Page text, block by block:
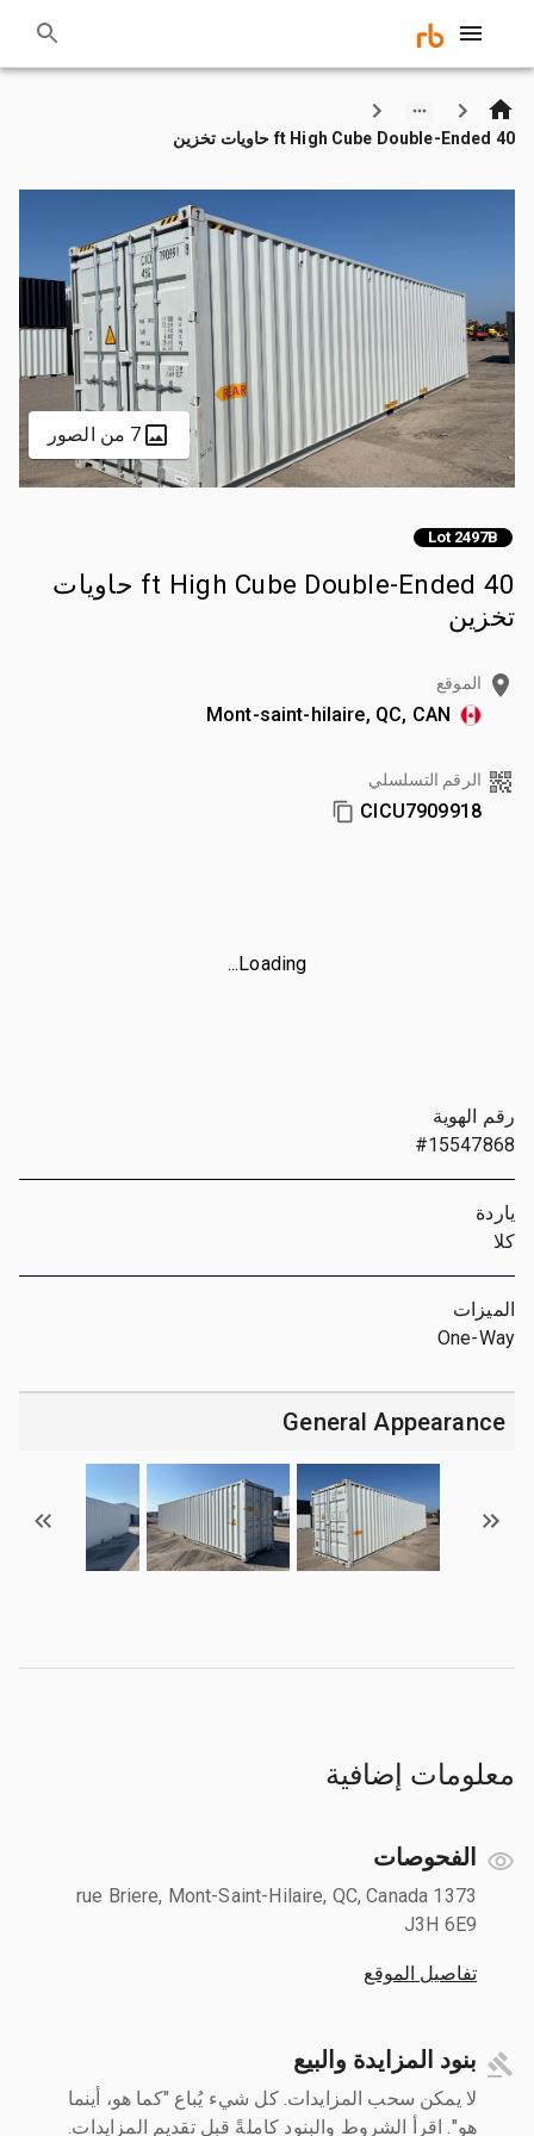
40 ft High Cube Double-Ended حاويات تخزين
7 من الصور
Lot 2497B
40 ft High Cube Double-Ended حاويات
تخزين
الموقع
Mont-saint-hilaire, QC, CAN
الرقم التسلسلي
CICU7909918
Loading...
رقم الهوية
#15547868
ياردة
كلا
الميزات
One-Way
General Appearance
معلومات إضافية
الفحوصات
1373 rue Briere, Mont-Saint-Hilaire, QC, Canada
J3H 6E9
تفاصيل الموقع
بنود المزايدة والبيع
لا يمكن سحب المزايدات. كل شيء يُباع "كما هو، أينما
هو". اقرأ الشروط والبنود كاملةً قبل تقديم المزايدات.